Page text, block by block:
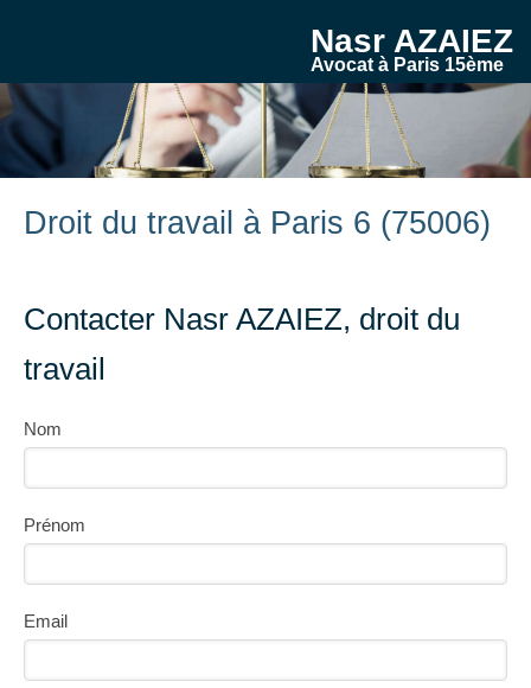
Nasr AZAIEZ
Avocat à Paris 15ème
Droit du travail à Paris 6 (75006)
Contacter Nasr AZAIEZ, droit du
travail
Nom
Prénom
Email